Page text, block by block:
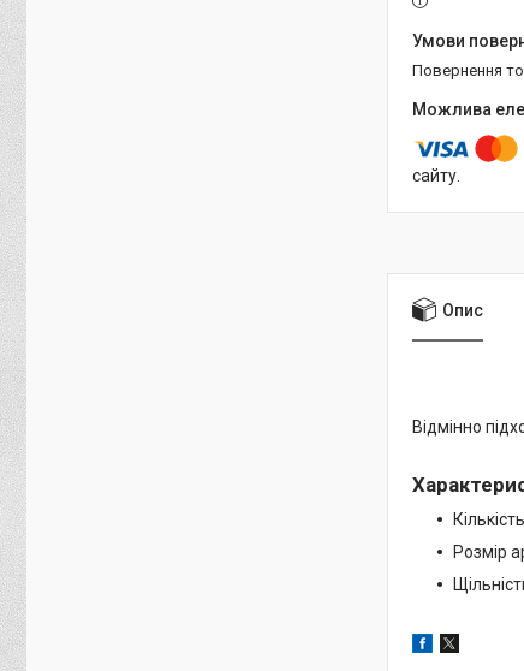
повернення
сайту.
Опис
Відмінно
Розмір